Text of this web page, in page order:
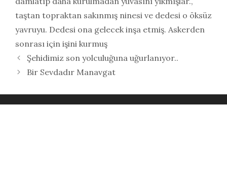
taştan topraktan sakınmış ninesi ve dedesi o öksüz
yavruyu. Dedesi ona gelecek inşa etmiş. Askerden
sonrası için işini kurmuş
Şehidimiz son yolculuğuna uğurlanıyor..
Bir Sevdadır Manavgat